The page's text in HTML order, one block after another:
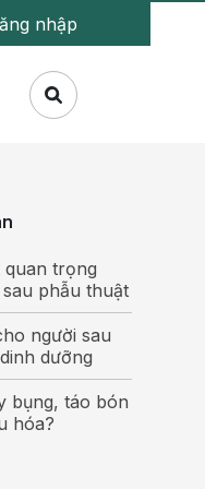
nhập
trọng
phẫu thuật
người sau
dưỡng
bụng, táo bón
hóa?